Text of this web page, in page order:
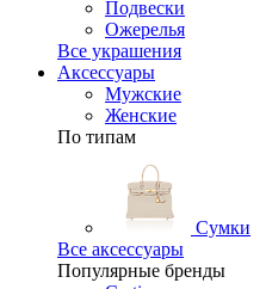
Подвески
Ожерелья
Все украшения
Аксессуары
Мужские
Женские
По типам
Сумки
Все аксессуары
Популярные бренды